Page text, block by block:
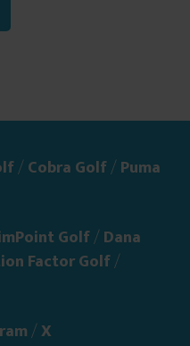
/Cobra Golf/Puma
Golf/Dana
Factor Golf/
/X